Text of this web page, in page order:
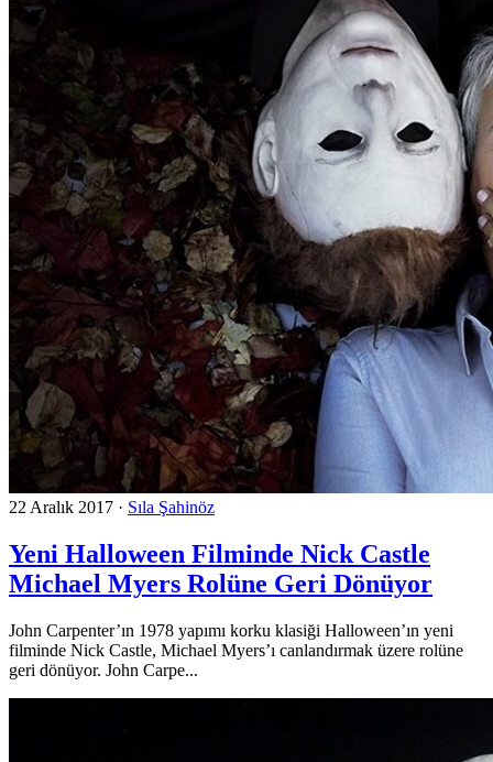
22 Aralık 2017 · Sıla Şahinöz
Yeni Halloween Filminde Nick Castle
Michael Myers Rolüne Geri Dönüyor
John Carpenter’ın 1978 yapımı korku klasiği Halloween’ın yeni
filminde Nick Castle, Michael Myers’ı canlandırmak üzere rolüne
geri dönüyor. John Carpe...